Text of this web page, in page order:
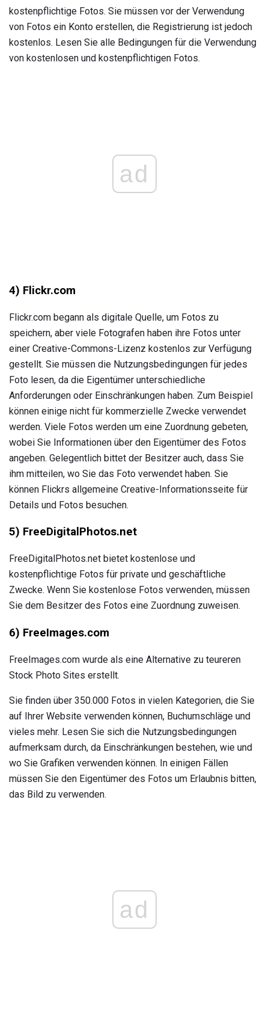
kostenpflichtige Fotos. Sie müssen vor der Verwendung
von Fotos ein Konto erstellen, die Registrierung ist jedoch
kostenlos. Lesen Sie alle Bedingungen für die Verwendung
von kostenlosen und kostenpflichtigen Fotos.
ad
4) Flickr.com
Flickr.com begann als digitale Quelle, um Fotos zu
speichern, aber viele Fotografen haben ihre Fotos unter
einer Creative-Commons-Lizenz kostenlos zur Verfügung
gestellt. Sie müssen die Nutzungsbedingungen für jedes
Foto lesen, da die Eigentümer unterschiedliche
Anforderungen oder Einschränkungen haben. Zum Beispiel
können einige nicht für kommerzielle Zwecke verwendet
werden. Viele Fotos werden um eine Zuordnung gebeten,
wobei Sie Informationen über den Eigentümer des Fotos
angeben. Gelegentlich bittet der Besitzer auch, dass Sie
ihm mitteilen, wo Sie das Foto verwendet haben. Sie
können Flickrs allgemeine Creative-Informationsseite für
Details und Fotos besuchen.
5) FreeDigitalPhotos.net
FreeDigitalPhotos.net bietet kostenlose und
kostenpflichtige Fotos für private und geschäftliche
Zwecke. Wenn Sie kostenlose Fotos verwenden, müssen
Sie dem Besitzer des Fotos eine Zuordnung zuweisen.
6) FreeImages.com
FreeImages.com wurde als eine Alternative zu teureren
Stock Photo Sites erstellt.
Sie finden über 350.000 Fotos in vielen Kategorien, die Sie
auf Ihrer Website verwenden können, Buchumschläge und
vieles mehr. Lesen Sie sich die Nutzungsbedingungen
aufmerksam durch, da Einschränkungen bestehen, wie und
wo Sie Grafiken verwenden können. In einigen Fällen
müssen Sie den Eigentümer des Fotos um Erlaubnis bitten,
das Bild zu verwenden.
ad